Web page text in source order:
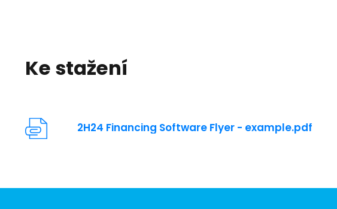
Ke stažení
2H24 Financing Software Flyer - example.pdf